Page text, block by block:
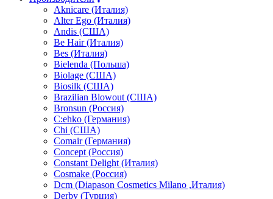
Aknicare (Италия)
Alter Ego (Италия)
Andis (США)
Be Hair (Италия)
Bes (Италия)
Bielenda (Польша)
Biolage (США)
Biosilk (США)
Brazilian Blowout (США)
Bronsun (Россия)
C:ehko (Германия)
Chi (США)
Comair (Германия)
Concept (Россия)
Constant Delight (Италия)
Cosmake (Россия)
Dcm (Diapason Cosmetics Milano ,Италия)
Derby (Турция)